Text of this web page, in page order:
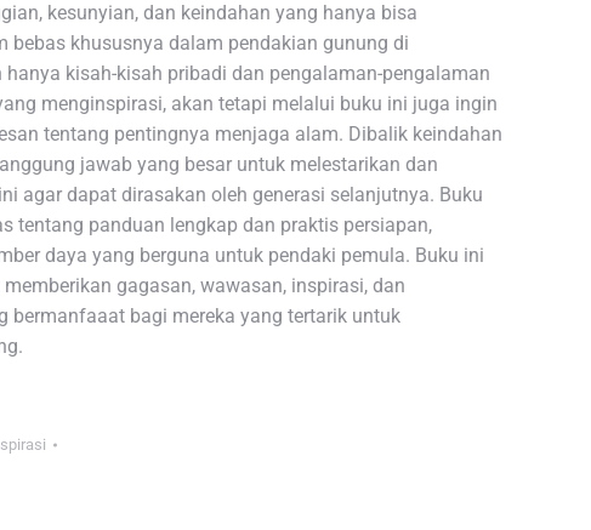
kesunyian, dan keindahan yang hanya bisa
bebas khususnya dalam pendakian gunung di
hanya kisah-kisah pribadi dan pengalaman-pengalaman
menginspirasi, akan tetapi melalui buku ini juga ingin
tentang pentingnya menjaga alam. Dibalik keindahan
jawab yang besar untuk melestarikan dan
agar dapat dirasakan oleh generasi selanjutnya. Buku
tentang panduan lengkap dan praktis persiapan,
daya yang berguna untuk pendaki pemula. Buku ini
gagasan, wawasan, inspirasi, dan
bermanfaaat bagi mereka yang tertarik untuk